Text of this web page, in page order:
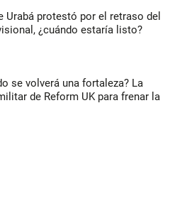
Urabá protestó por el retraso del
¿cuándo estaría listo?
se volverá una fortaleza? La
de Reform UK para frenar la